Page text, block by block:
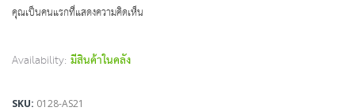
คุณเป็นคนแรกที่แสดงความคิดเห็น
Availability: มีสินค้าในคลัง
SKU 0128-AS21